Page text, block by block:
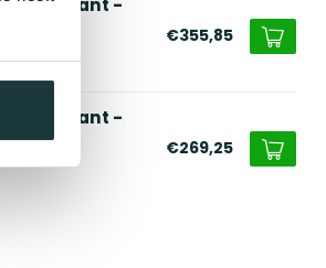
vierkant -
€355,85
vierkant -
€269,25